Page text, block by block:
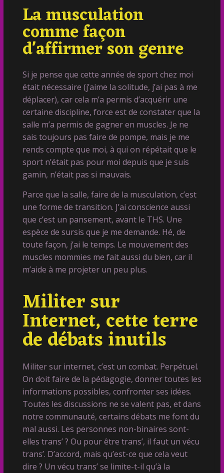
La musculation
comme façon
d'affirmer son genre
Si je pense que cette année de sport chez moi
était nécessaire (j’aime la solitude, j’ai pas à me
déplacer), car cela m’a permis d’acquérir une
certaine discipline, force est de constater que la
salle m’a permis de gagner en muscles. Je ne
sais toujours pas faire de pompe, mais je me
rends compte que moi, à qui on répétait que le
sport n’était pas pour moi depuis que je suis
gamin, n’était pas si mauvais.
Parce que la salle, faire de la musculation, c’est
une forme de transition. J’ai conscience aussi
que c’est un pansement, avant le THS. Une
espèce de sursis que je me demande. Hé, de
toute façon, j’ai le temps. Le mouvement des
muscles mommies me fait aussi du bien, car il
m’aide à me projeter un peu plus.
Militer sur
Internet, cette terre
de débats inutils
Militer sur internet, c’est un combat. Perpétuel.
On doit faire de la pédagogie, donner toutes les
informations possibles, confronter ses idées.
Toutes les discussions ne se valent pas, et dans
notre communauté, certains débats me font du
mal aussi. Les personnes non-binaires sont-
elles trans’ ? Ou pour être trans’, il faut un vécu
trans’. D’accord, mais qu’est-ce que cela veut
dire ? Un vécu trans’ se limite-t-il qu’à la